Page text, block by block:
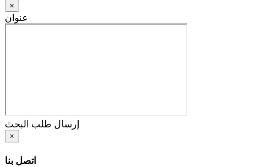
×
عنوان
إرسال طلب البحث
×
اتصل بنا